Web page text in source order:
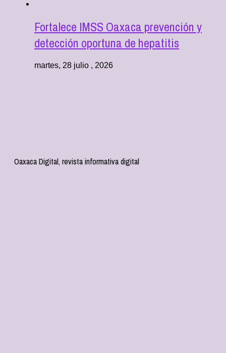
Fortalece IMSS Oaxaca prevención y
detección oportuna de hepatitis
martes, 28 julio , 2026
Oaxaca Digital, revista informativa digital